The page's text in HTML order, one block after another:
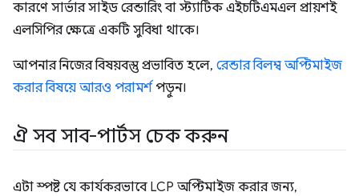
কারণে সার্ভার সাইড রেন্ডারিং বা স্ট্যাটিক এইচটিএমএল প্রায়শই
এলসিপির ক্ষেত্রে একটি সুবিধা থাকে।
আপনার নিজের বিষয়বস্তু প্রভাবিত হলে, রেন্ডার বিলম্ব অপ্টিমাইজ
করার বিষয়ে আরও পরামর্শ পড়ুন।
ঐ সব সাব-পার্টস চেক করুন
এটা স্পষ্ট যে কার্যকরভাবে LCP অপ্টিমাইজ করার জন্য,